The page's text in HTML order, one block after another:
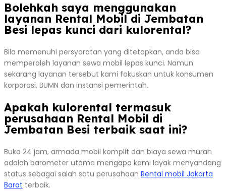
Bolehkah saya menggunakan
layanan Rental Mobil di Jembatan
Besi lepas kunci dari kulorental?
Bila memenuhi persyaratan yang ditetapkan, anda bisa
memperoleh layanan sewa mobil lepas kunci. Namun
sekarang layanan tersebut kami fokuskan untuk konsumen
korporasi, BUMN dan instansi pemerintah.
Apakah kulorental termasuk
perusahaan Rental Mobil di
Jembatan Besi terbaik saat ini?
Buka 24 jam, armada mobil komplit dan biaya sewa murah
adalah barometer utama mengapa kami layak menyandang
status sebagai salah satu perusahaan Rental mobil Jakarta
Barat terbaik.